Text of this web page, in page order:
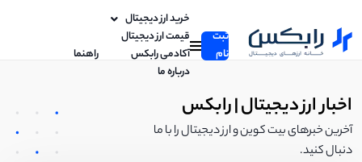
ثبت
نام
خرید ارز دیجیتال
قیمت ارز دیجیتال
آکادمی رابکس
راهنما
درباره ما
اخبار ارز دیجیتال | رابکس
آخرین خبرهای بیت کوین و ارز دیجیتال را با ما
دنبال کنید.